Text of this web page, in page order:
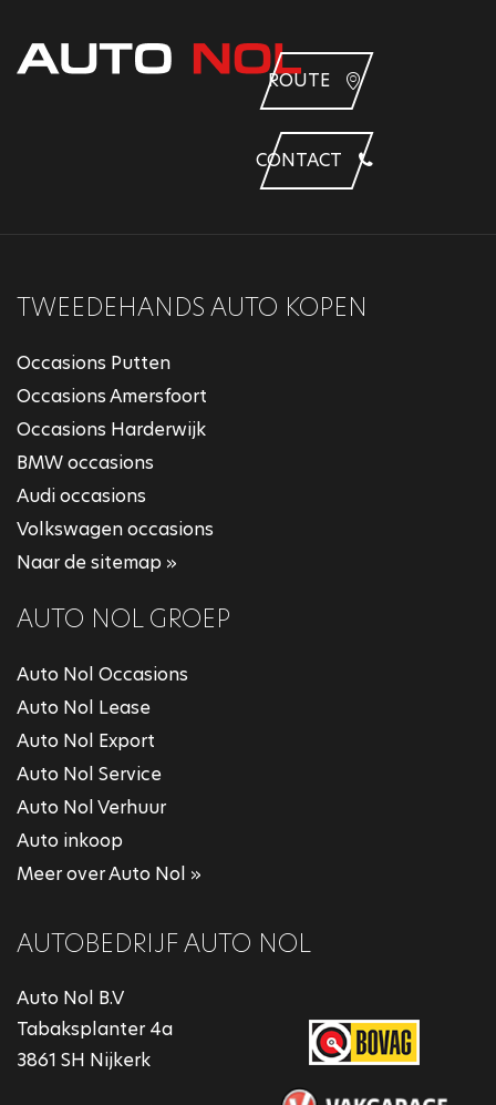
ROUTE
CONTACT
TWEEDEHANDS AUTO KOPEN
Occasions Putten
Occasions Amersfoort
Occasions Harderwijk
BMW occasions
Audi occasions
Volkswagen occasions
Naar de sitemap »
AUTO NOL GROEP
Auto Nol Occasions
Auto Nol Lease
Auto Nol Export
Auto Nol Service
Auto Nol Verhuur
Auto inkoop
Meer over Auto Nol »
AUTOBEDRIJF AUTO NOL
Auto Nol B.V
Tabaksplanter 4a
3861 SH Nijkerk